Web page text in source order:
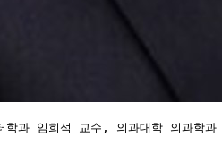
과 임희석 교수, 의과대학 의과학